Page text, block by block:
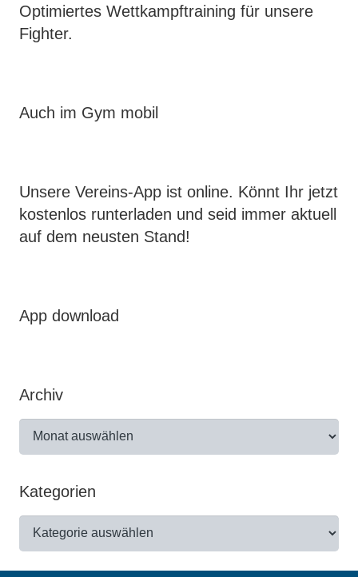
Optimiertes Wettkampftraining für unsere
Fighter.
Auch im Gym mobil
Unsere Vereins-App ist online. Könnt Ihr jetzt
kostenlos runterladen und seid immer aktuell
auf dem neusten Stand!
App download
Archiv
Kategorien